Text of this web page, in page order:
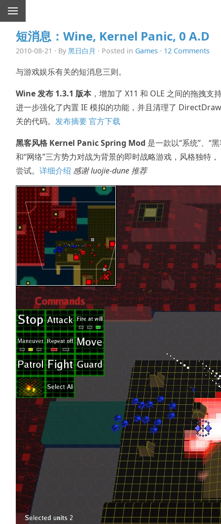
短消息：Wine, Kernel Panic, 0 A.D
2010-08-21 · By 黑日白月 · Posted in Games · 12 Comments
与游戏娱乐有关的短消息三则。
Wine 发布 1.3.1 版本，增加了 X11 和 OLE 之间的拖拽支
进一步强化了内置 IE 模拟的功能，并且清理了
关的代码。 发布摘要官方下载
黑客风格 Kernel Panic Spring Mod 是一款以“系统”、“黑
和“网络”三方势力对战为背景的即时战略游戏，风格独特
尝试。 详细介绍 感谢 luojie-dune 推荐